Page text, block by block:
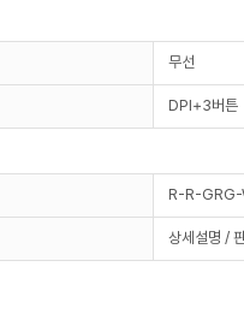
무선
DPI+3버튼
R-R-
상세설명 /